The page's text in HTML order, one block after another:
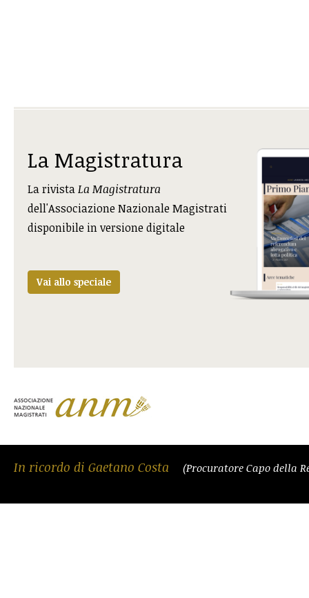
La Magistratura
La rivistaLa Magistratura
dell'Associazione Nazionale Magistrati
disponibile in versione digitale
Vai allo speciale
In ricordo di Gaetano Costa (Procuratore Capo della